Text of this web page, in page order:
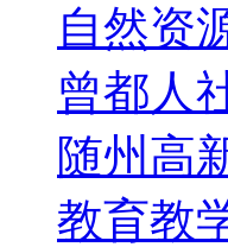
自然资
曾都人
随州高
教育教